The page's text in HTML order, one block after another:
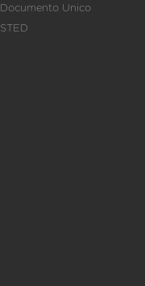
Documento Unico
STED